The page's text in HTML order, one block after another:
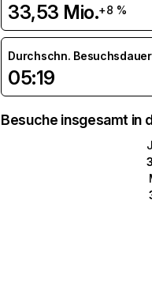
33,53 Mio.+8 %
Durchschn. Besuchsdauer
05:19
Besuche insgesamt in